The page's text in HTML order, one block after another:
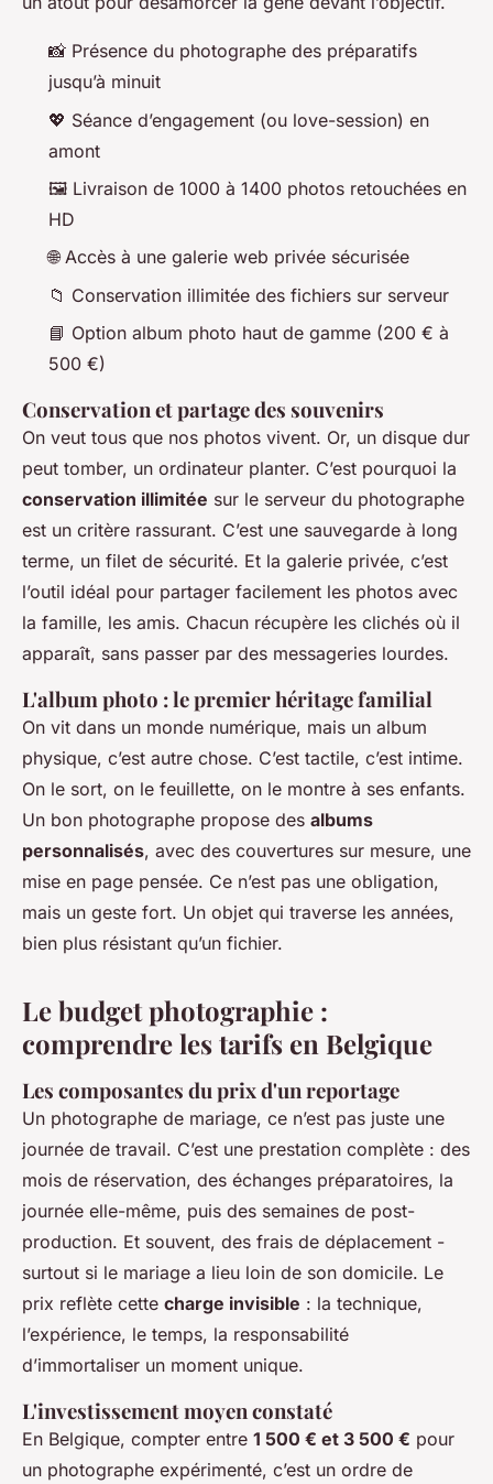
📸 Présence du photographe des préparatifs
jusqu’à minuit
💖 Séance d’engagement (ou love-session) en
amont
🖼️ Livraison de 1000 à 1400 photos retouchées en
HD
🌐 Accès à une galerie web privée sécurisée
📁 Conservation illimitée des fichiers sur serveur
📘 Option album photo haut de gamme (200 € à
500 €)
Conservation et partage des souvenirs
On veut tous que nos photos vivent. Or, un disque dur
peut tomber, un ordinateur planter. C’est pourquoi la
conservation illimitée sur le serveur du photographe
est un critère rassurant. C’est une sauvegarde à long
terme, un filet de sécurité. Et la galerie privée, c’est
l’outil idéal pour partager facilement les photos avec
la famille, les amis. Chacun récupère les clichés où il
apparaît, sans passer par des messageries lourdes.
L'album photo : le premier héritage familial
On vit dans un monde numérique, mais un album
physique, c’est autre chose. C’est tactile, c’est intime.
On le sort, on le feuillette, on le montre à ses enfants.
Un bon photographe propose des albums
personnalisés, avec des couvertures sur mesure, une
mise en page pensée. Ce n’est pas une obligation,
mais un geste fort. Un objet qui traverse les années,
bien plus résistant qu’un fichier.
Le budget photographie :
comprendre les tarifs en Belgique
Les composantes du prix d'un reportage
Un photographe de mariage, ce n’est pas juste une
journée de travail. C’est une prestation complète : des
mois de réservation, des échanges préparatoires, la
journée elle-même, puis des semaines de post-
production. Et souvent, des frais de déplacement -
surtout si le mariage a lieu loin de son domicile. Le
prix reflète cette charge invisible : la technique,
l’expérience, le temps, la responsabilité
d’immortaliser un moment unique.
L'investissement moyen constaté
En Belgique, compter entre 1 500 € et 3 500 € pour
un photographe expérimenté, c’est un ordre de